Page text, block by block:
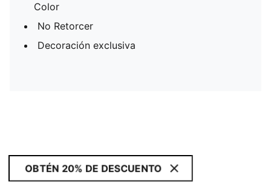
Color
No Retorcer
Decoración exclusiva
OBTÉN 20% DE DESCUENTO